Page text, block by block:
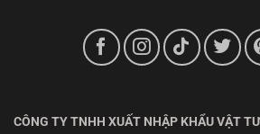
CÔNG TY TNHH XUẤT NHẬP KHẨU VẬT